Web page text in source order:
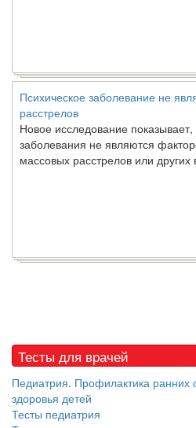
Психическое заболевание не
расстрелов
Новое исследование показывает,
заболевания не являются
массовых расстрелов или
Тесты для врачей
Педиатрия. Профилактика ранних
здоровья детей
Тесты педиатрия